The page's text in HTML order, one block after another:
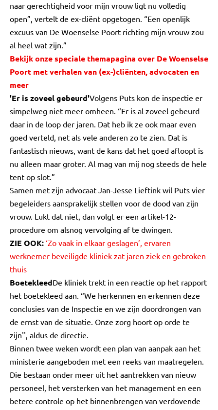
naar gerechtigheid voor mijn vrouw ligt nu volledig
open”, vertelt de ex-cliënt opgetogen. “Een openlijk
excuus van De Woenselse Poort richting mijn vrouw zou
al heel wat zijn.”
Bekijk onze speciale themapagina over De Woenselse
Poort met verhalen van (ex-)cliënten, advocaten en
meer
'Er is zoveel gebeurd'Volgens Puts kon de inspectie er
simpelweg niet meer omheen. “Er is al zoveel gebeurd
daar in de loop der jaren. Dat heb ik ze ook maar even
goed verteld, net als vele anderen zo te zien. Dat is
fantastisch nieuws, want de kans dat het goed afloopt is
nu alleen maar groter. Al mag van mij nog steeds de hele
tent op slot.”
Samen met zijn advocaat Jan-Jesse Lieftink wil Puts vier
begeleiders aansprakelijk stellen voor de dood van zijn
vrouw. Lukt dat niet, dan volgt er een artikel-12-
procedure om alsnog vervolging af te dwingen.
ZIE OOK: ‘Zo vaak in elkaar geslagen’, ervaren
werknemer beveiligde kliniek zat jaren ziek en gebroken
thuis
BoetekleedDe kliniek trekt in een reactie op het rapport
het boetekleed aan. “We herkennen en erkennen deze
conclusies van de Inspectie en we zijn doordrongen van
de ernst van de situatie. Onze zorg hoort op orde te
zijn'', aldus de directie.
Binnen twee weken wordt een plan van aanpak aan het
ministerie aangeboden met een reeks van maatregelen.
Die bestaan onder meer uit het aantrekken van nieuw
personeel, het versterken van het management en een
betere controle op het binnenbrengen van verdovende